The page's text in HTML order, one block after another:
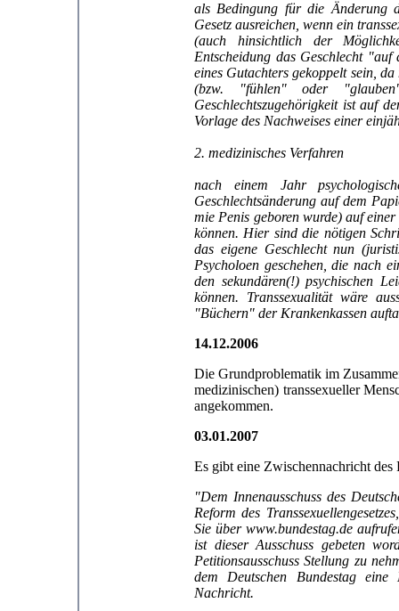
als Bedingung für die Änderung
Gesetz ausreichen, wenn ein
(auch hinsichtlich der
Entscheidung das Geschlecht
eines Gutachters gekoppelt sein,
(bzw. "fühlen" oder
Geschlechtszugehörigkeit ist auf
Vorlage des Nachweises einer
2. medizinisches Verfahren
nach einem Jahr
Geschlechtsänderung auf dem
mie Penis geboren wurde) auf
können. Hier sind die nötigen
das eigene Geschlecht nun
Psycholoen geschehen, die nach
den sekundären(!) psychischen
können. Transsexualität wäre
"Büchern" der Krankenkassen
14.12.2006
Die Grundproblematik im
medizinischen) transsexueller
angekommen.
03.01.2007
Es gibt eine Zwischennachricht des
"Dem Innenausschuss des
Reform des
Sie über www.bundestag.de
ist dieser Ausschuss gebeten
Petitionsausschuss Stellung zu
dem Deutschen Bundestag eine
Nachricht.